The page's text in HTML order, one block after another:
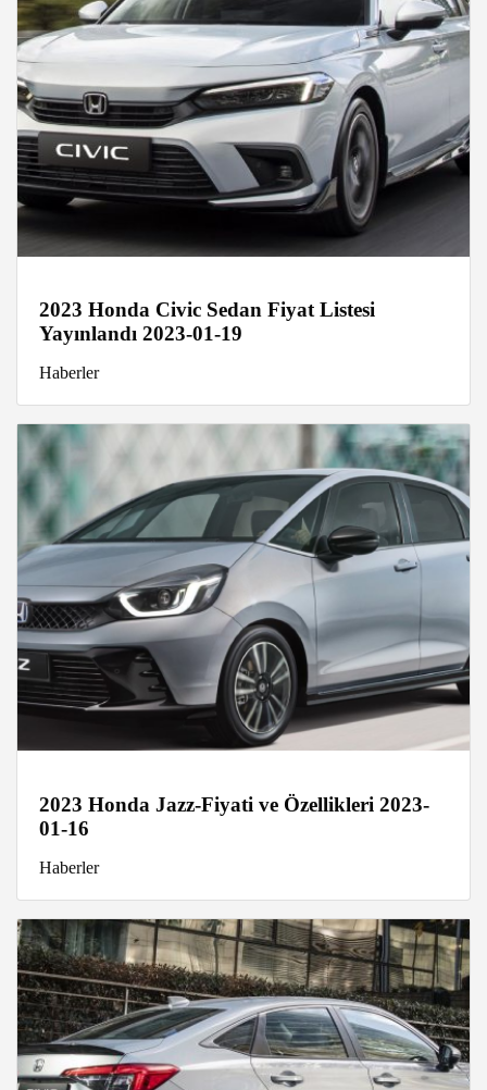
2023 Honda Civic Sedan Fiyat Listesi
Yayınlandı 2023-01-19
Haberler
2023 Honda Jazz-Fiyati ve Özellikleri 2023-
01-16
Haberler